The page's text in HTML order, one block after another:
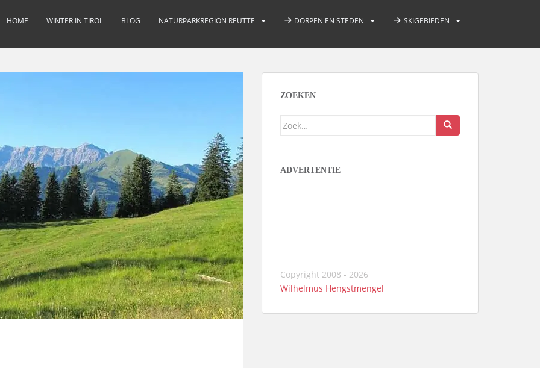
HOME WINTER IN TIROL BLOG NATURPARKREGION REUTTE DORPEN EN STEDEN SKIGEBIEDEN
ZOEKEN
Zoek
ADVERTENTIE
Copyright 2008 - 2026
Wilhelmus Hengstmengel